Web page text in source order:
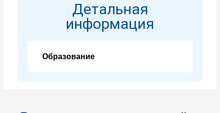
Детальная
информация
Образование